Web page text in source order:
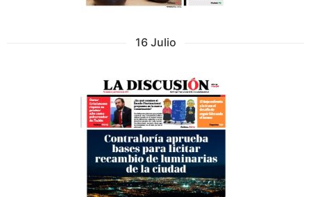
16 Julio